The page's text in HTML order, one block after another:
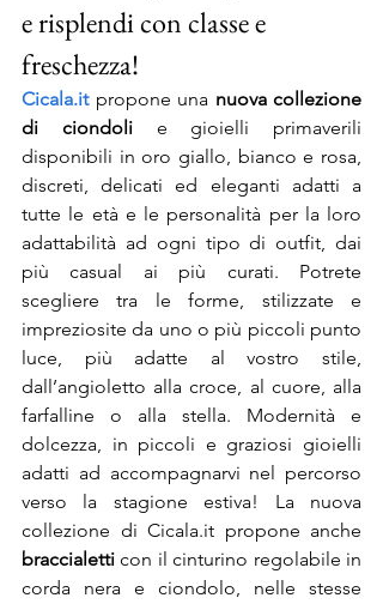
e risplendi con classe e
freschezza!
Cicala.it propone una nuova collezione
di ciondoli e gioielli primaverili
disponibili in oro giallo, bianco e rosa,
discreti, delicati ed eleganti adatti a
tutte le età e le personalità per la loro
adattabilità ad ogni tipo di outfit, dai
più casual ai più curati. Potrete
scegliere tra le forme, stilizzate e
impreziosite da uno o più piccoli punto
luce, più adatte al vostro stile,
dall’angioletto alla croce, al cuore, alla
farfalline o alla stella. Modernità e
dolcezza, in piccoli e graziosi gioielli
adatti ad accompagnarvi nel percorso
verso la stagione estiva! La nuova
braccialetti con il cinturino regolabile in
corda nera e ciondolo, nelle stesse